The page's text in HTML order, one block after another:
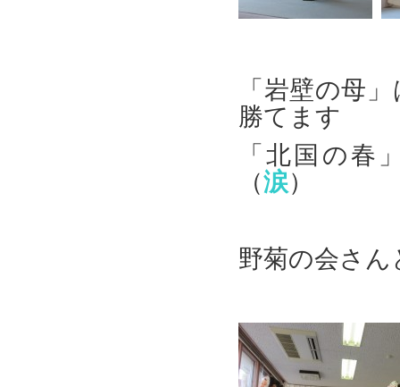
「岩壁の母
勝てます
「北国の春
（涙）
野菊の会さ